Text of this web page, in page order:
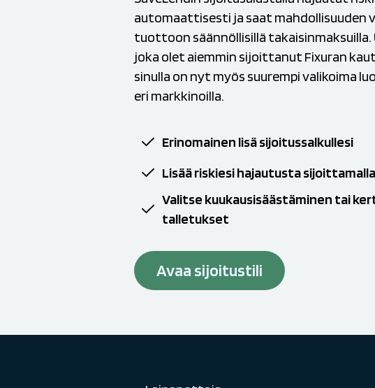
automaattisesti ja saat mahdollisuuden
tuottoon säännöllisillä takaisinmaksuilla.
joka olet aiemmin sijoittanut Fixuran
sinulla on nyt myös suurempi valikoima
eri markkinoilla.
Erinomainen lisä sijoitussalkullesi
Lisää riskiesi hajautusta
Valitse kuukausisäästäminen tai
talletukset
Avaa sijoitustili